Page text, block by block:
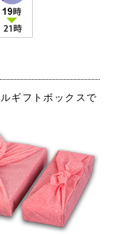
ギフトボックスで